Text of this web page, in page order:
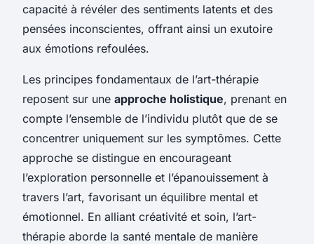
capacité à révéler des sentiments latents et des
pensées inconscientes, offrant ainsi un exutoire
aux émotions refoulées.
Les principes fondamentaux de l’art-thérapie
reposent sur une approche holistique, prenant en
compte l’ensemble de l’individu plutôt que de se
concentrer uniquement sur les symptômes. Cette
approche se distingue en encourageant
l’exploration personnelle et l’épanouissement à
travers l’art, favorisant un équilibre mental et
émotionnel. En alliant créativité et soin, l’art-
thérapie aborde la santé mentale de manière